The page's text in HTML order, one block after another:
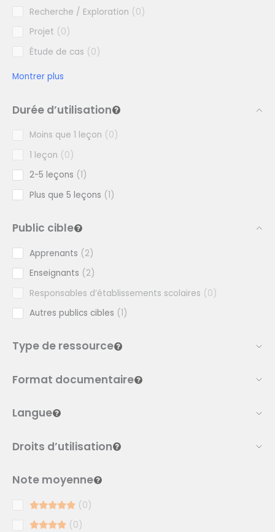
Recherche / Exploration
0
Projet
0
Étude de cas
0
Montrer plus
Durée d’utilisation
Moins que 1 leçon
0
1 leçon
0
2-5 leçons
1
Plus que 5 leçons
1
Public cible
Apprenants
2
Enseignants
2
Responsables d’établissements scolaires
0
Autres publics cibles
1
Type de ressource
Format documentaire
Langue
Droits d’utilisation
Note moyenne
0
0